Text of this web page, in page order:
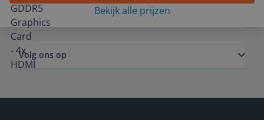
Bekijk alle prijzen
Zakelijk
Volg ons op